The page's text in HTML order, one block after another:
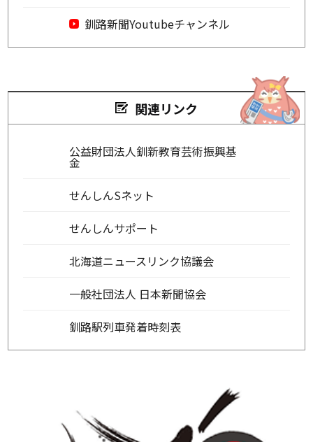
釧路新聞Youtubeチャンネル
関連リンク
公益財団法人釧新教育芸術振興基
金
せんしんSネット
せんしんサポート
北海道ニュースリンク協議会
一般社団法人 日本新聞協会
釧路駅列車発着時刻表